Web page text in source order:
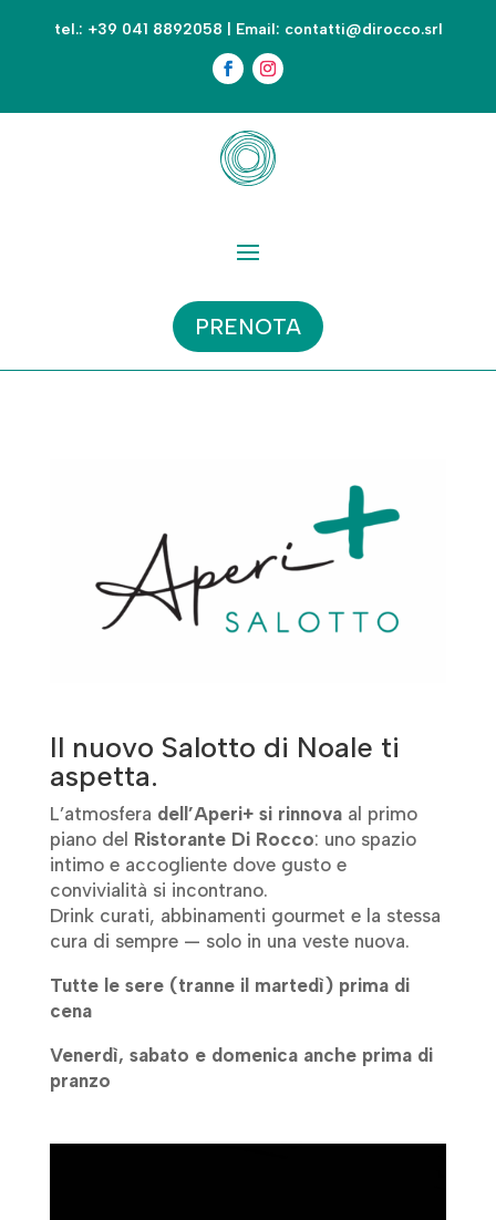
tel.: +39 041 8892058 | Email: contatti@dirocco.srl
PRENOTA
Il nuovo Salotto di Noale ti
aspetta.
L’atmosfera dell’Aperi+ si rinnovaal primo
piano del Ristorante Di Rocco: uno spazio
intimo e accogliente dove gusto e
convivialità si incontrano.
Drink curati, abbinamenti gourmet e la stessa
cura di sempre — solo in una veste nuova.
Tutte le sere (tranne il martedì) prima di
cena
Venerdì, sabato e domenica anche prima di
pranzo